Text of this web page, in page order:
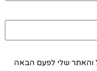
והאתר שלי לפעם הבאה